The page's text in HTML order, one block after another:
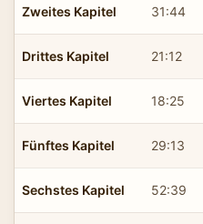
Zweites Kapitel 31:44
Drittes Kapitel 21:12
Viertes Kapitel 18:25
Fünftes Kapitel 29:13
Sechstes Kapitel 52:39